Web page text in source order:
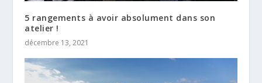
5 rangements à avoir absolument dans son
atelier !
décembre 13, 2021